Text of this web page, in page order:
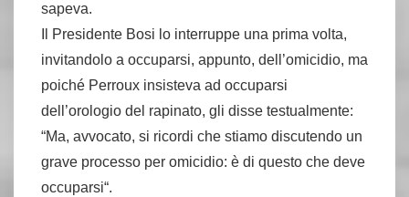
sapeva.
Il Presidente Bosi lo interruppe una prima volta,
invitandolo a occuparsi, appunto, dell’omicidio, ma
poiché Perroux insisteva ad occuparsi
dell’orologio del rapinato, gli disse testualmente:
“Ma, avvocato, si ricordi che stiamo discutendo un
grave processo per omicidio: è di questo che deve
occuparsi“.